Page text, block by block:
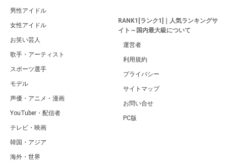
男性アイドル
女性アイドル
お笑い芸人
歌手・アーティスト
スポーツ選手
モデル
声優・アニメ・漫画
YouTuber・配信者
テレビ・映画
韓国・アジア
海外・世界
RANK1[ランク1]｜人気ランキングサ
イト～国内最大級について
運営者
利用規約
プライバシー
サイトマップ
お問い合せ
PC版